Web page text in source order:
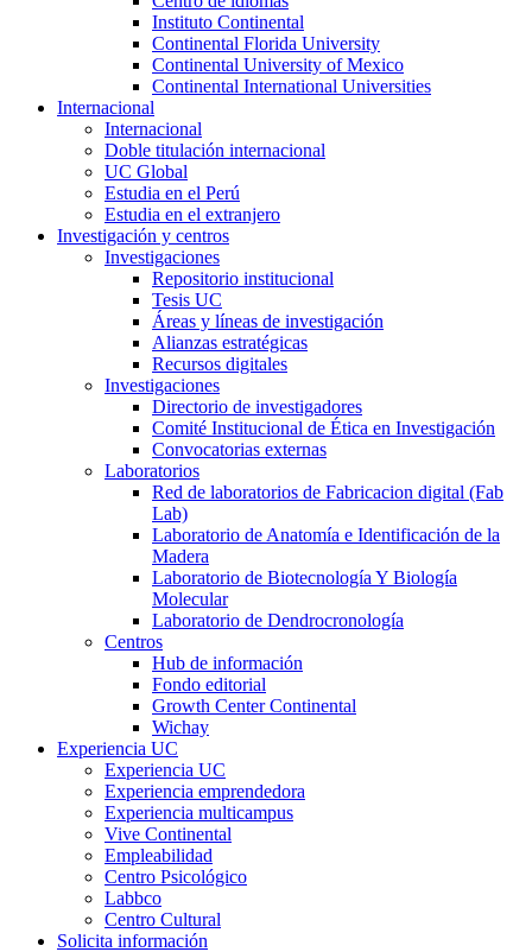
Instituto Continental
Continental Florida University
Continental University of Mexico
Continental International Universities
Internacional
Internacional
Doble titulación internacional
UC Global
Estudia en el Perú
Estudia en el extranjero
Investigación y centros
Investigaciones
Repositorio institucional
Tesis UC
Áreas y líneas de investigación
Alianzas estratégicas
Recursos digitales
Investigaciones
Directorio de investigadores
Comité Institucional de Ética en Investigación
Convocatorias externas
Laboratorios
Red de laboratorios de Fabricacion digital (Fab
Lab)
Laboratorio de Anatomía e Identificación de la
Madera
Laboratorio de Biotecnología Y Biología
Molecular
Laboratorio de Dendrocronología
Centros
Hub de información
Fondo editorial
Growth Center Continental
Wichay
Experiencia UC
Experiencia UC
Experiencia emprendedora
Experiencia multicampus
Vive Continental
Empleabilidad
Centro Psicológico
Labbco
Centro Cultural
Solicita información